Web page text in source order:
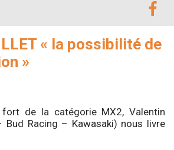
« la possibilité de
»
de la catégorie MX2, Valentin
Bud Racing – Kawasaki) nous livre